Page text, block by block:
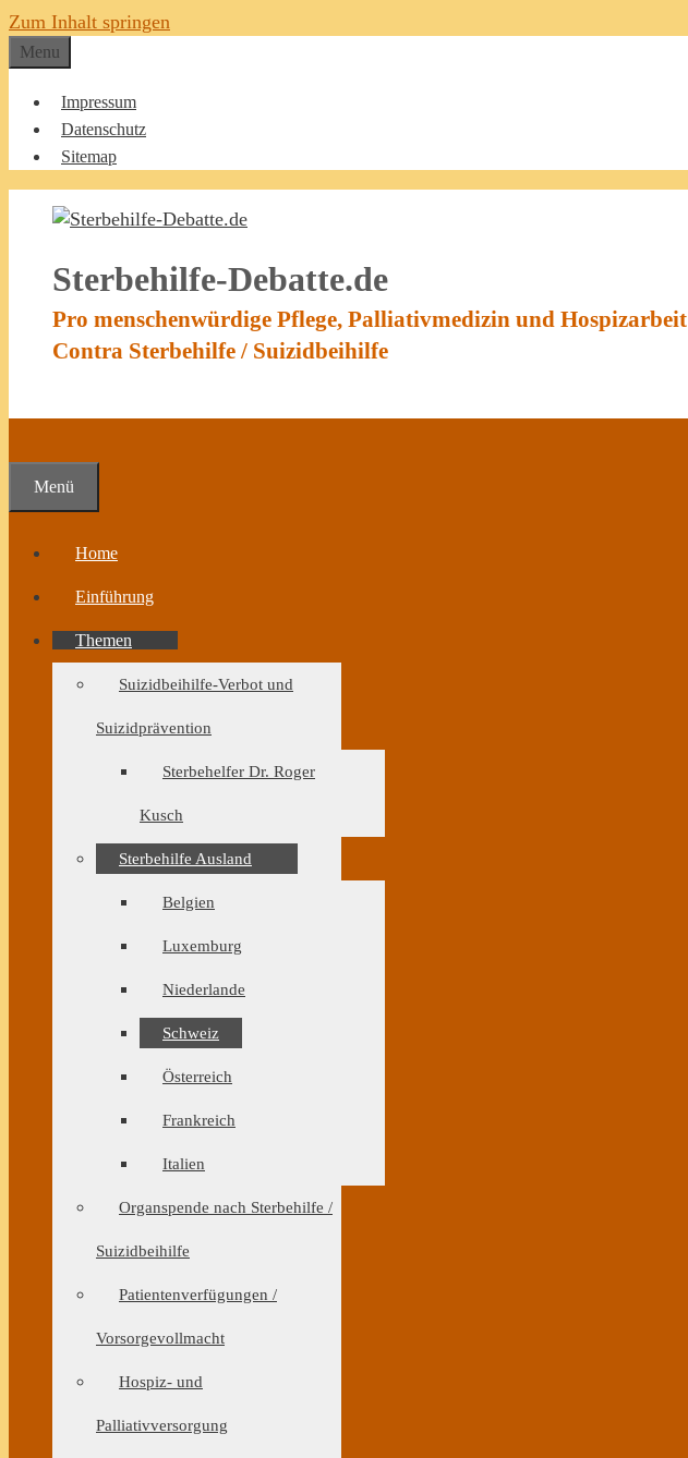
Zum Inhalt springen
Menu
Impressum
Datenschutz
Sitemap
Sterbehilfe-Debatte.de
Pro menschenwürdige Pflege, Palliativmedizin und Hospizarbeit
Contra Sterbehilfe / Suizidbeihilfe
Menü
Home
Einführung
Themen
Suizidbeihilfe-Verbot und
Suizidprävention
Sterbehelfer Dr. Roger
Kusch
Sterbehilfe Ausland
Belgien
Luxemburg
Niederlande
Schweiz
Österreich
Frankreich
Italien
Organspende nach Sterbehilfe /
Suizidbeihilfe
Patientenverfügungen /
Vorsorgevollmacht
Hospiz- und
Palliativversorgung